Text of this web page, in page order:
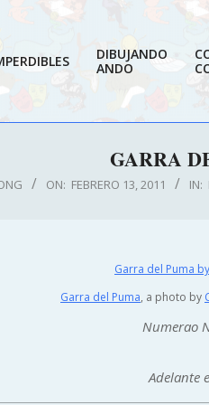
DIBUJANDO
ANDO
GARRA
ON: FEBRERO 13, 2011 IN:
Garra del Puma, a photo by
Numerao
Adelante